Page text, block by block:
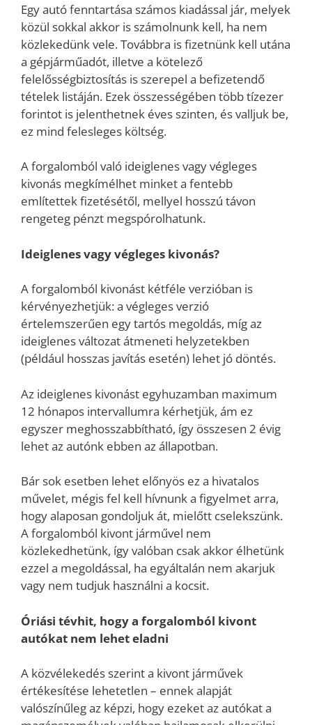
Egy autó fenntartása számos kiadással jár, melyek
közül sokkal akkor is számolnunk kell, ha nem
közlekedünk vele. Továbbra is fizetnünk kell utána
a gépjárműadót, illetve a kötelező
felelősségbiztosítás is szerepel a befizetendő
tételek listáján. Ezek összességében több tízezer
forintot is jelenthetnek éves szinten, és valljuk be,
ez mind felesleges költség.
A forgalomból való ideiglenes vagy végleges
kivonás megkímélhet minket a fentebb
említettek fizetésétől, mellyel hosszú távon
rengeteg pénzt megspórolhatunk.
Ideiglenes vagy végleges kivonás?
A forgalomból kivonást kétféle verzióban is
kérvényezhetjük: a végleges verzió
értelemszerűen egy tartós megoldás, míg az
ideiglenes változat átmeneti helyzetekben
(például hosszas javítás esetén) lehet jó döntés.
Az ideiglenes kivonást egyhuzamban maximum
12 hónapos intervallumra kérhetjük, ám ez
egyszer meghosszabbítható, így összesen 2 évig
lehet az autónk ebben az állapotban.
Bár sok esetben lehet előnyös ez a hivatalos
művelet, mégis fel kell hívnunk a figyelmet arra,
hogy alaposan gondoljuk át, mielőtt cselekszünk.
A forgalomból kivont járművel nem
közlekedhetünk, így valóban csak akkor élhetünk
ezzel a megoldással, ha egyáltalán nem akarjuk
vagy nem tudjuk használni a kocsit.
Óriási tévhit, hogy a forgalomból kivont
autókat nem lehet eladni
A közvélekedés szerint a kivont járművek
értékesítése lehetetlen – ennek alapját
valószínűleg az képzi, hogy ezeket az autókat a